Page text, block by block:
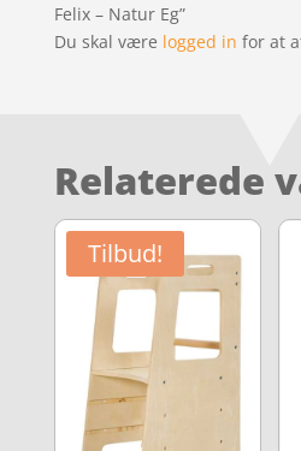
Felix – Natur Eg”
Du skal være logged in for at
Relaterede
Tilbud!